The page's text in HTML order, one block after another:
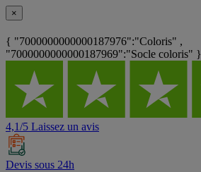
×
{ "7000000000000187976":"Coloris" ,
"7000000000000187969":"Socle coloris" }
4,1/5 Laissez un avis
Devis sous 24h